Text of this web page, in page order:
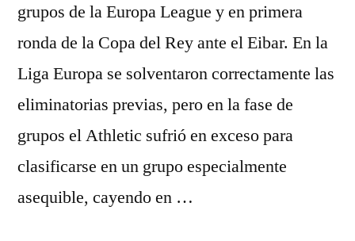
grupos de la Europa League y en primera
ronda de la Copa del Rey ante el Eibar. En la
Liga Europa se solventaron correctamente las
eliminatorias previas, pero en la fase de
grupos el Athletic sufrió en exceso para
clasificarse en un grupo especialmente
asequible, cayendo en …